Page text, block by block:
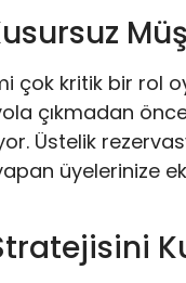
çok kritik bir
çıkmadan
Üstelik
üyelerinize